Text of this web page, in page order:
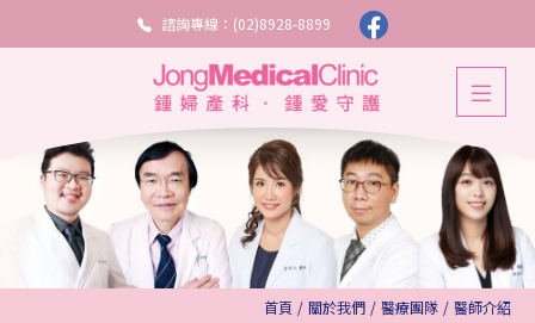
諮詢專線：(02)8928-8899
首頁 / 關於我們 / 醫療團隊 / 醫師介紹